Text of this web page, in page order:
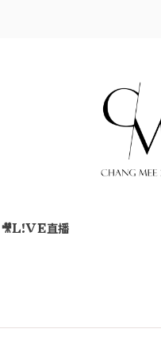
🎥L!VE直播